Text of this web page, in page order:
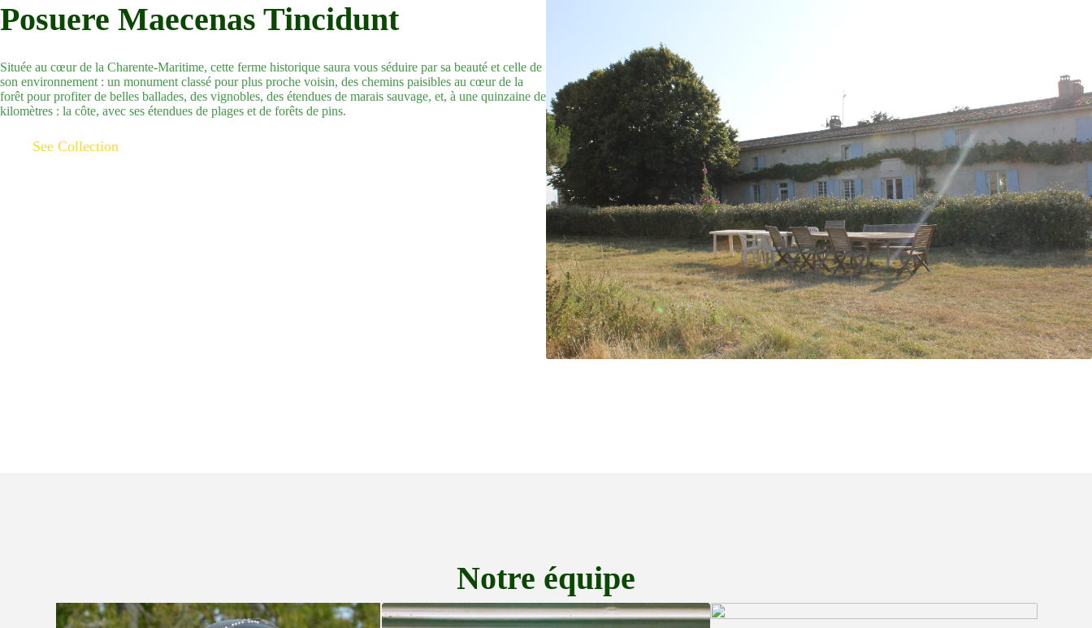
Posuere Maecenas Tincidunt
Située au cœur de la Charente-Maritime, cette ferme historique saura vous séduire par sa beauté et celle de
son environnement : un monument classé pour plus proche voisin, des chemins paisibles au cœur de la
forêt pour profiter de belles ballades, des vignobles, des étendues de marais sauvage, et, à une quinzaine de
kilomètres : la côte, avec ses étendues de plages et de forêts de pins.
See Collection
Notre équipe